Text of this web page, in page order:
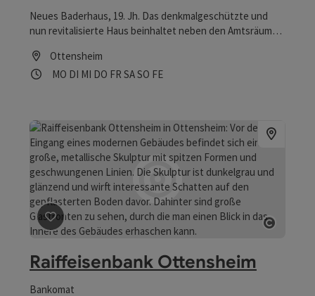
Neues Baderhaus, 19. Jh. Das denkmalgeschützte und
nun revitalisierte Haus beinhaltet neben den Amtsräumen
Ottensheim
Öffnungszeiten
MO Montag geöffnet
DI Dienstag geöffnet
MI Mittwoch geöffnet
DO Donnerstag geöffnet
FR Freitag geöffnet
SASamstag geöffnet
SO Sonntag geöffnet
FEFeiertag geöffnet
Beitrag merken : Raiffeisenbank Ottensheim
Raiffeisenbank Ottensheim
Bankomat